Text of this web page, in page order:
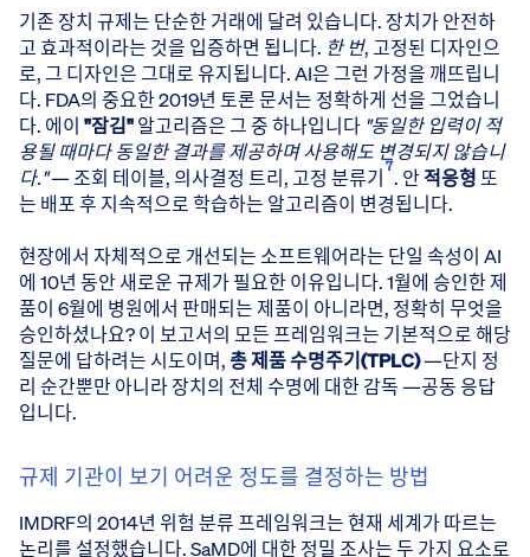
기존 장치 규제는 단순한 거래에 달려 있습니다. 장치가 안전하
고 효과적이라는 것을 입증하면 됩니다. 한 번, 고정된 디자인으
로, 그 디자인은 그대로 유지됩니다. AI은 그런 가정을 깨뜨립니
다. FDA의 중요한 2019년 토론 문서는 정확하게 선을 그었습니
다. 에이 "잠김"알고리즘은 그 중 하나입니다 "동일한 입력이 적
용될 때마다 동일한 결과를 제공하며 사용해도 변경되지 않습니
다."— 조회 테이블, 의사결정 트리, 고정 분류기 7. 안적응형또
는 배포 후 지속적으로 학습하는 알고리즘이 변경됩니다.
현장에서 자체적으로 개선되는 소프트웨어라는 단일 속성이 AI
에 10년 동안 새로운 규제가 필요한 이유입니다. 1월에 승인한 제
품이 6월에 병원에서 판매되는 제품이 아니라면, 정확히 무엇을
승인하셨나요? 이 보고서의 모든 프레임워크는 기본적으로 해당
질문에 답하려는 시도이며,총 제품 수명주기(TPLC)—단지 정
리 순간뿐만 아니라 장치의 전체 수명에 대한 감독 —공동 응답
입니다.
규제 기관이 보기 어려운 정도를 결정하는 방법
IMDRF의 2014년 위험 분류 프레임워크는 현재 세계가 따르는
논리를 설정했습니다. SaMD에 대한 정밀 조사는 두 가지 요소로